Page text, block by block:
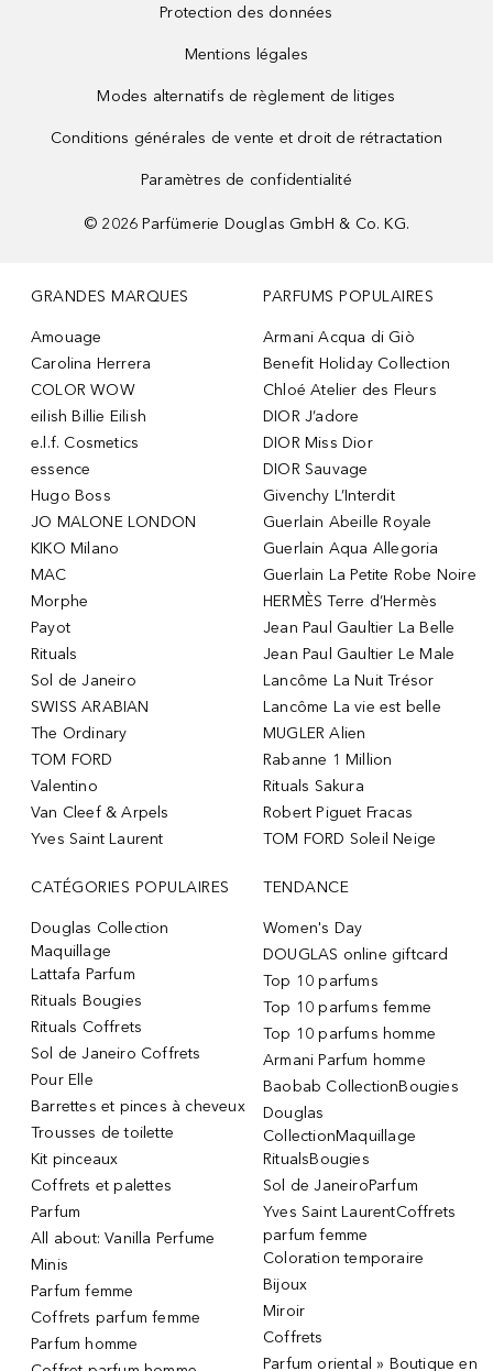
Protection des données
Mentions légales
Modes alternatifs de règlement de litiges
Conditions générales de vente et droit de rétractation
Paramètres de confidentialité
© 2026 Parfümerie Douglas GmbH & Co. KG.
GRANDES MARQUES
Amouage
Carolina Herrera
COLOR WOW
eilish Billie Eilish
e.l.f. Cosmetics
essence
Hugo Boss
JO MALONE LONDON
KIKO Milano
MAC
Morphe
Payot
Rituals
Sol de Janeiro
SWISS ARABIAN
The Ordinary
TOM FORD
Valentino
Van Cleef & Arpels
Yves Saint Laurent
PARFUMS POPULAIRES
Armani Acqua di Giò
Benefit Holiday Collection
Chloé Atelier des Fleurs
DIOR J’adore
DIOR Miss Dior
DIOR Sauvage
Givenchy L’Interdit
Guerlain Abeille Royale
Guerlain Aqua Allegoria
Guerlain La Petite Robe Noire
HERMÈS Terre d’Hermès
Jean Paul Gaultier La Belle
Jean Paul Gaultier Le Male
Lancôme La Nuit Trésor
Lancôme La vie est belle
MUGLER Alien
Rabanne 1 Million
Rituals Sakura
Robert Piguet Fracas
TOM FORD Soleil Neige
CATÉGORIES POPULAIRES
Douglas Collection
Maquillage
Lattafa Parfum
Rituals Bougies
Rituals Coffrets
Sol de Janeiro Coffrets
Pour Elle
Barrettes et pinces à cheveux
Trousses de toilette
Kit pinceaux
Coffrets et palettes
Parfum
All about: Vanilla Perfume
Minis
Parfum femme
Coffrets parfum femme
Parfum homme
TENDANCE
Women's Day
DOUGLAS online giftcard
Top 10 parfums
Top 10 parfums femme
Top 10 parfums homme
Armani Parfum homme
Baobab CollectionBougies
Douglas
CollectionMaquillage
RitualsBougies
Sol de JaneiroParfum
Yves Saint LaurentCoffrets
parfum femme
Coloration temporaire
Bijoux
Miroir
Coffrets
Parfum oriental » Boutique en